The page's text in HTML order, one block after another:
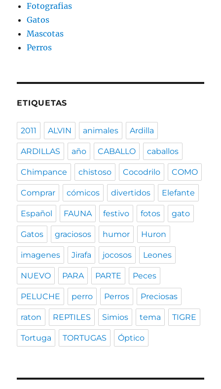
Fotografias
Gatos
Mascotas
Perros
ETIQUETAS
2011 ALVIN animales Ardilla
ARDILLAS año CABALLO caballos
Chimpance chistoso Cocodrilo COMO
Comprar cómicos divertidos Elefante
Español FAUNA festivo fotos gato
Gatos graciosos humor Huron
imagenes Jirafa jocosos Leones
NUEVO PARA PARTE Peces
PELUCHE perro Perros Preciosas
raton REPTILES Simios tema TIGRE
Tortuga TORTUGAS Óptico